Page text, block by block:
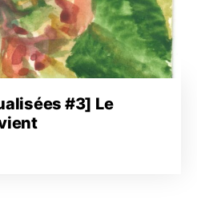
#3] Le